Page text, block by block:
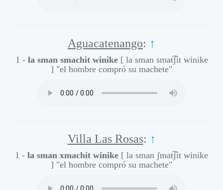
Aguacatenango: ↑
1 - la sman smachit winike [ la sman smat͡ʃit winike
] "el hombre compró su machete"
Villa Las Rosas: ↑
1 - la sman xmachit winike [ la sman ʃmat͡ʃit winike
] "el hombre compró su machete"